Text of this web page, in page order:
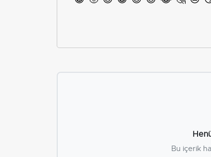
Bu içerik